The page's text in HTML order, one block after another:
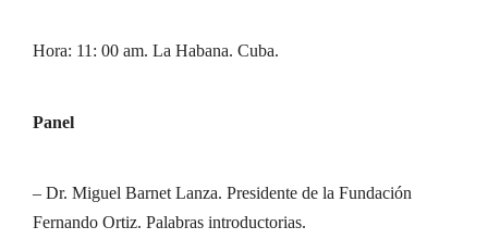
Hora: 11: 00 am. La Habana. Cuba.
Panel
– Dr. Miguel Barnet Lanza. Presidente de la Fundación
Fernando Ortiz. Palabras introductorias.